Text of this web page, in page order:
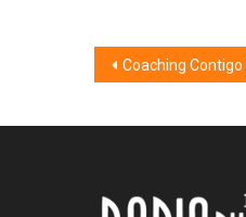
Coaching Contigo (28/04/20) Cosas que pasan en